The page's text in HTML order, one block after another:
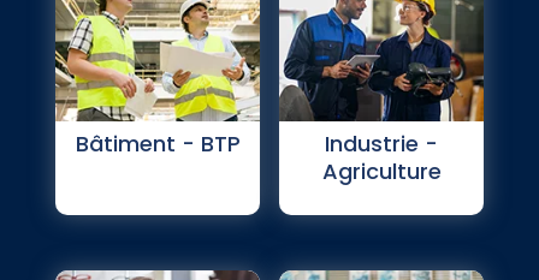
Bâtiment - BTP
Industrie -
Agriculture